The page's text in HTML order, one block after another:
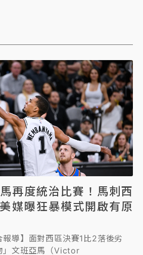
球機會，全場共獲17罰，讓「假
題，NBA總裁席佛（Adam
再度統治比賽！馬刺西
媒曝狂暴模式開啟有原
報導】面對西區決賽1比2落後劣
」文班亞馬（Victor